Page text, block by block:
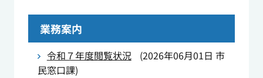
業務案内
令和７年度閲覧状況 (2026年06月01日 市
民窓口課)